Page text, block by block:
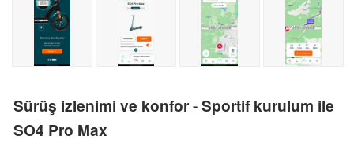
Sürüş izlenimi ve konfor - Sportif kurulum ile
SO4 Pro Max